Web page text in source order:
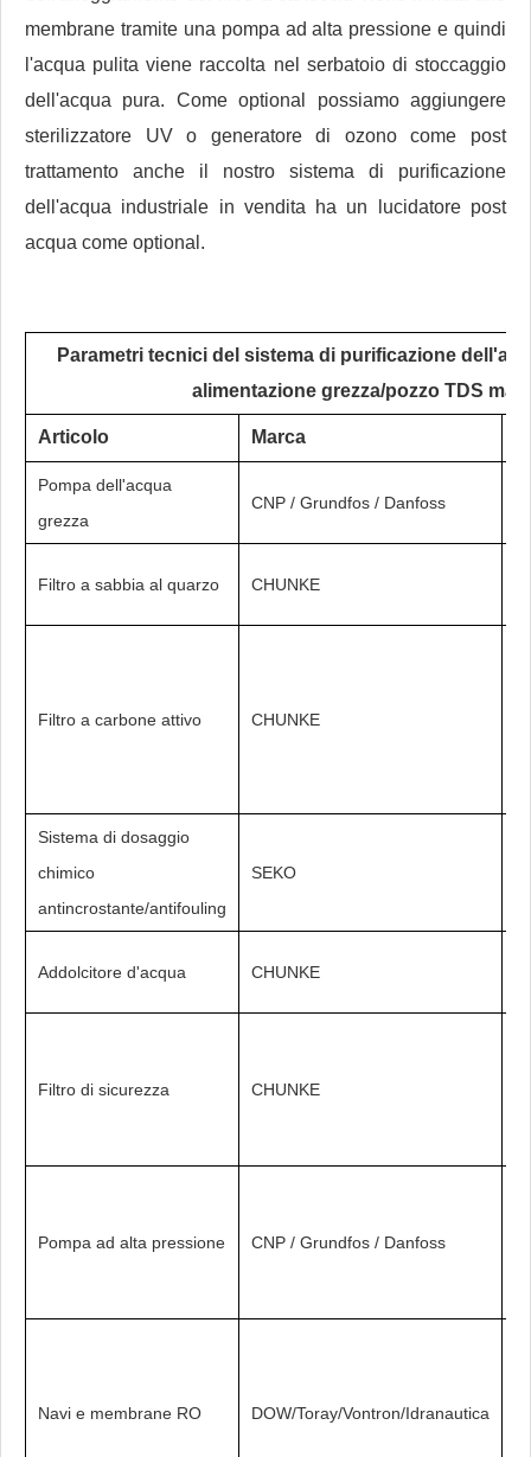
membrane tramite una pompa ad alta pressione e quindi
l'acqua pulita viene raccolta nel serbatoio di stoccaggio
dell'acqua pura. Come optional possiamo aggiungere
sterilizzatore UV o generatore di ozono come post
trattamento anche il nostro sistema di purificazione
dell'acqua industriale in vendita ha un lucidatore post
acqua come optional.
Parametri tecnici del sistema di purificazione
alimentazione grezza/pozzo TDS max
Articolo Marca
Pompa dell'acqua
grezza
CNP / Grundfos / Danfoss
Filtro a sabbia al quarzo CHUNKE
Filtro a carbone attivo CHUNKE
Sistema di dosaggio
chimico
antincrostante/antifouling
SEKO
Addolcitore d'acqua CHUNKE
Filtro di sicurezza CHUNKE
Pompa ad alta pressione CNP / Grundfos / Danfoss
Navi e membrane RO DOW/Toray/Vontron/Idranautica